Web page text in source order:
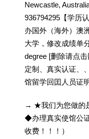
Newcastle,
936794295【学历
办国外（海外）澳
大学，修改成绩单
degree [删除请点
定制、真实认证、
馆留学回囯人员证
→ ★我们为您做的
◆办理真实使馆公
收费！！！）